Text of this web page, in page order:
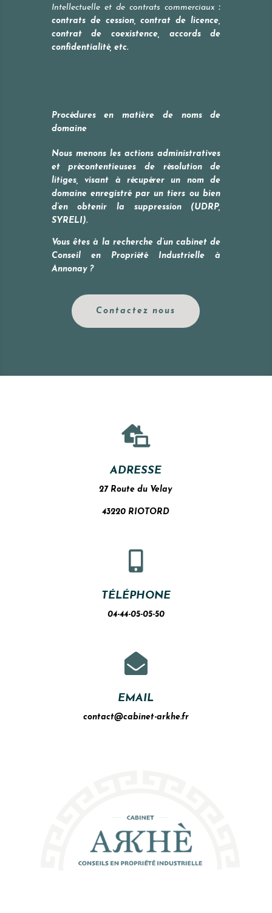
Intellectuelle et de contrats commerciaux:
contrats de cession, contrat de licence,
contrat de coexistence, accords de
confidentialité, etc.
Procédures en matière de noms de
domaine
Nous menons les actions administratives
et précontentieuses de résolution de
litiges, visant à récupérer un nom de
domaine enregistré par un tiers ou bien
d’en obtenir la suppression (UDRP,
SYRELI).
Vous êtes à la recherche d’un cabinet de
Conseil en Propriété Industrielle à
Annonay?
Contactez nous

ADRESSE
27 Route du Velay
43220 RIOTORD

TÉLÉPHONE
04-44-05-05-50

EMAIL
contact@cabinet-arkhe.fr